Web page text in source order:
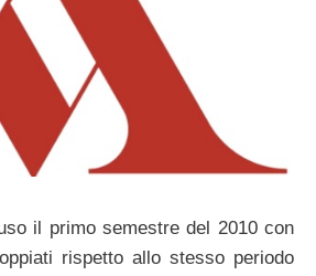
il primo semestre del 2010 con
rispetto allo stesso periodo